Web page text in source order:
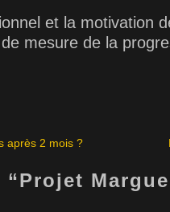
et la motivation
mesure de la
après 2 mois ?
“Projet